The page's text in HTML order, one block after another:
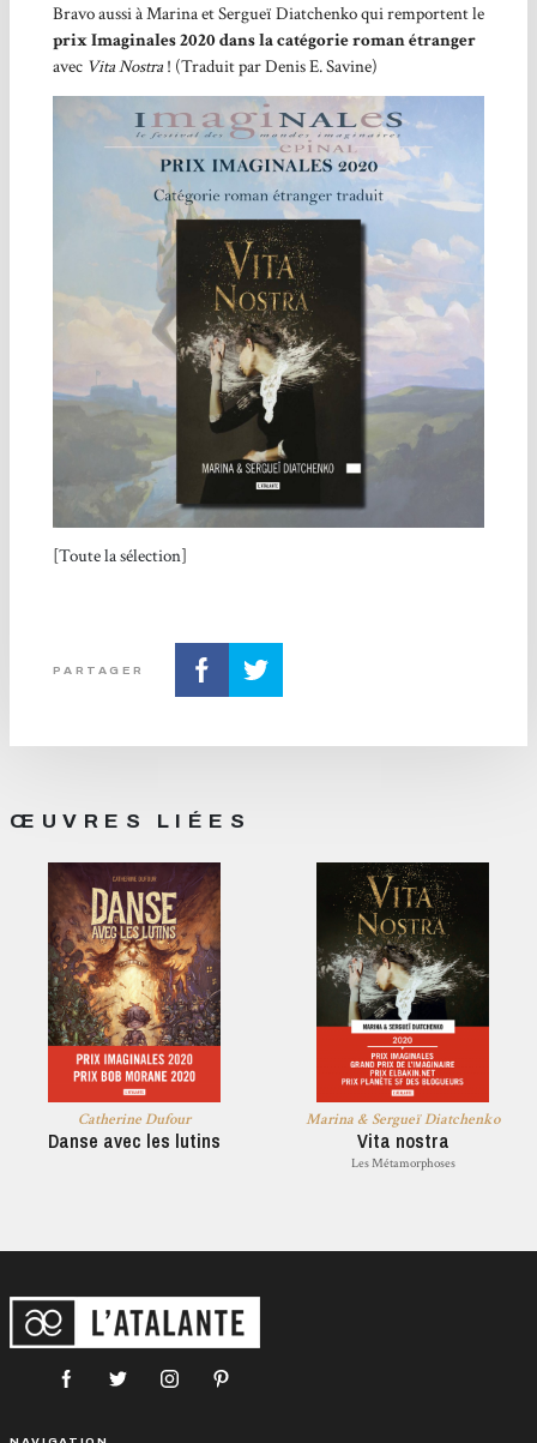
Bravo aussi à Marina et Sergueï Diatchenko qui remportent le
prix Imaginales 2020 dans la catégorie roman étranger
avec Vita Nostra! (Traduit par Denis E. Savine)
[Toute la sélection]
PARTAGER
ŒUVRES LIÉES
Catherine Dufour
Danse avec les lutins
Marina & Sergueï Diatchenko
Vita nostra
Les Métamorphoses